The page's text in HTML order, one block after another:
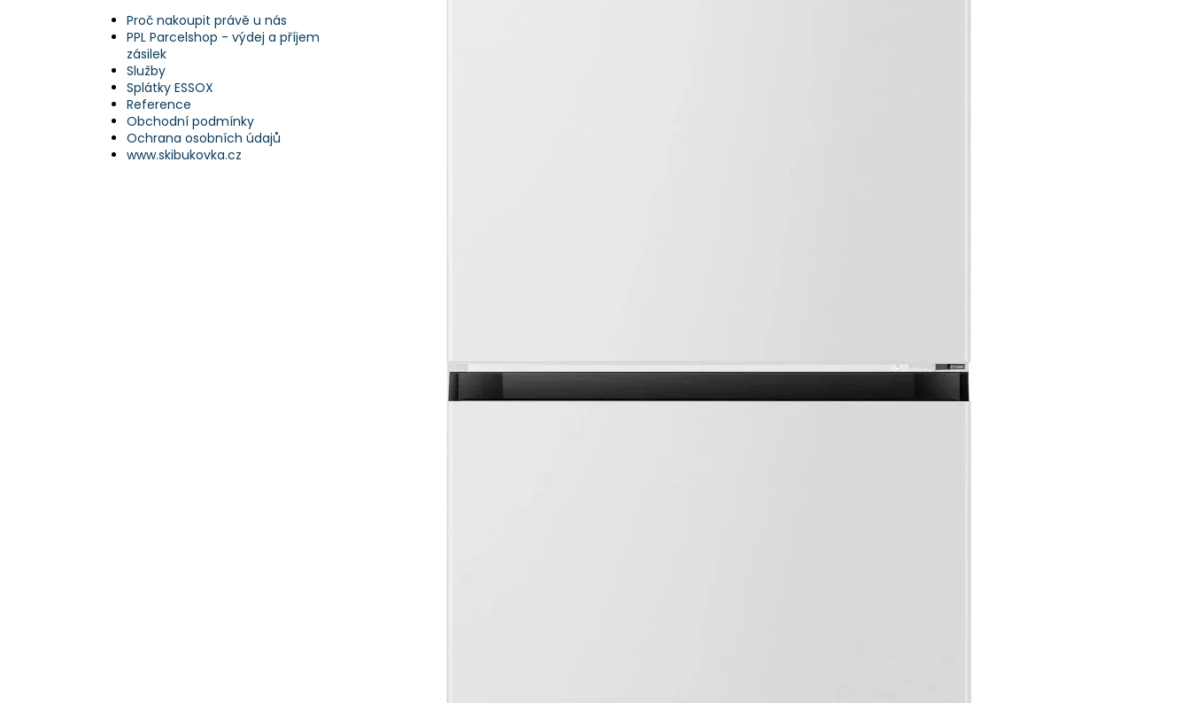
Proč nakoupit právě u nás
PPL Parcelshop - výdej a příjem
zásilek
Služby
Splátky ESSOX
Reference
Obchodní podmínky
Ochrana osobních údajů
www.skibukovka.cz